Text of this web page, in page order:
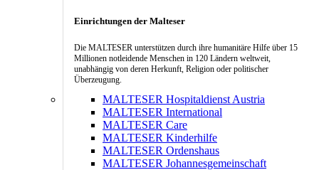
Einrichtungen der Malteser
Die MALTESER unterstützen durch ihre humanitäre Hilfe über 15
Millionen notleidende Menschen in 120 Ländern weltweit,
unabhängig von deren Herkunft, Religion oder politischer
Überzeugung.
MALTESER Hospitaldienst Austria
MALTESER International
MALTESER Care
MALTESER Kinderhilfe
MALTESER Ordenshaus
MALTESER Johannesgemeinschaft